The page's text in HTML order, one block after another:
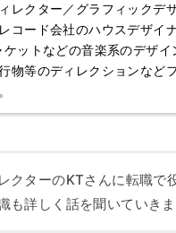
レクター／グラフィックデ
コード会社のハウスデザイ
ケットなどの音楽系のデザ
物等のディレクションなど
クターのKTさんに転職で
も詳しく話を聞いていきま